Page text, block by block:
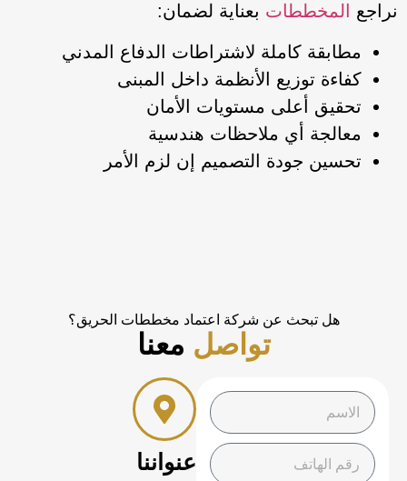
نراجع المخططات بعناية لضمان:
مطابقة كاملة لاشتراطات الدفاع المدني
كفاءة توزيع الأنظمة داخل المبنى
تحقيق أعلى مستويات الأمان
معالجة أي ملاحظات هندسية
تحسين جودة التصميم إن لزم الأمر
هل تبحث عن شركة اعتماد مخططات الحريق؟
تواصل معنا
عنواننا